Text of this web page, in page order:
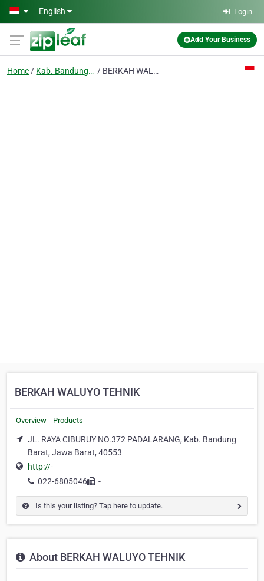
Skip to main content
English Login
Add Your Business
Home Kab. Bandung Barat BERKAH WALUYO TEHNIK
BERKAH WALUYO TEHNIK
Overview Products
JL. RAYA CIBURUY NO.372 PADALARANG, Kab. Bandung
Barat, Jawa Barat, 40553
http://-
022-6805046
-
Is this your listing? Tap here to update.
About BERKAH WALUYO TEHNIK